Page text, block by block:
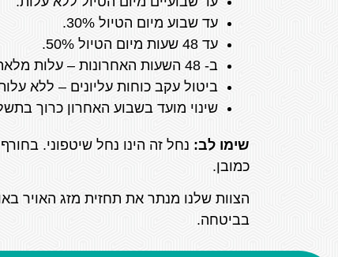
עד שבוע מיום הטיול 30%.
עד 48 שעות מיום הטיול 50%.
ב- 48 השעות האחרונות – עלות מלאה.
ביטול עקב כוחות עליונים – ללא
שינוי מועד בשבוע האחרון כרוך בתשלום
שימו לב: נחל זה הינו נחל שיטפוני.
כמובן.
הצוות שלנו מנתר את תחזית מזג האויר
בביטחה.